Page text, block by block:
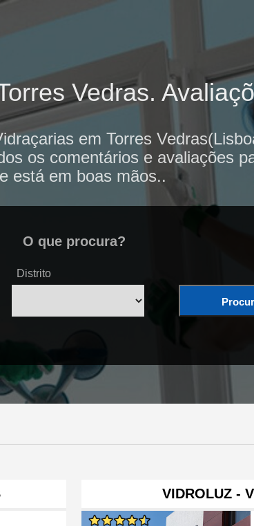
Vedras.
em Torres
os comentários e avaliações
está em boas mãos..
O que procura?
Distrito
VIDROLUZ -